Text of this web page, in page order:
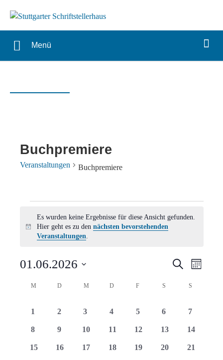
Menü
Buchpremiere
Veranstaltungen Buchpremiere
Hinweis
Es wurden keine Ergebnisse für diese Ansicht gefunden.
Hier geht es zu den nächsten bevorstehenden
Veranstaltungen.
Suche
SucheMonat
01.06.2026
Kalender
von
Veranstaltungen
M MONTAG
DDIENSTAG
M MITTWOCH
D DONNERSTAG
F FREITAGS SAMSTAG
S
0
1
0
2
0
3
0
4
0
5
0
6
0
7
0
8
0
9
0
10
0
11
0
12
0
13
0
14
0
15
0
16
0
17
0
18
0
19
0
20
0
21